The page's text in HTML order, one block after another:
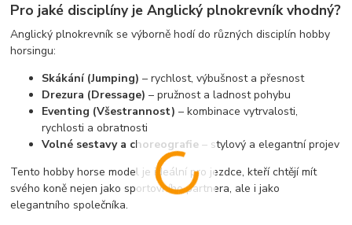
Pro jaké disciplíny je Anglický plnokrevník vhodný?
Anglický plnokrevník se výborně hodí do různých disciplín hobby
horsingu:
Skákání (Jumping) – rychlost, výbušnost a přesnost
Drezura (Dressage) – pružnost a ladnost pohybu
Eventing (Všestrannost) – kombinace vytrvalosti,
rychlosti a obratnosti
Volné sestavy a choreografie – stylový a elegantní projev
Tento hobby horse model je ideální pro jezdce, kteří chtějí mít
svého koně nejen jako sportovního partnera, ale i jako
elegantního společníka.